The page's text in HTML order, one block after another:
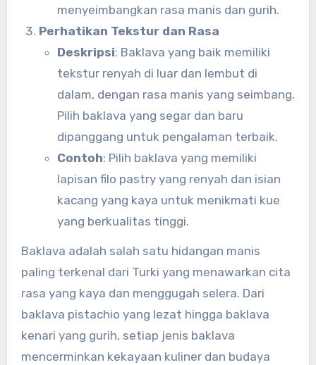
menyeimbangkan rasa manis dan gurih.
Perhatikan Tekstur dan Rasa
Deskripsi: Baklava yang baik memiliki
tekstur renyah di luar dan lembut di
dalam, dengan rasa manis yang seimbang.
Pilih baklava yang segar dan baru
dipanggang untuk pengalaman terbaik.
Contoh: Pilih baklava yang memiliki
lapisan filo pastry yang renyah dan isian
kacang yang kaya untuk menikmati kue
yang berkualitas tinggi.
Baklava adalah salah satu hidangan manis
paling terkenal dari Turki yang menawarkan cita
rasa yang kaya dan menggugah selera. Dari
baklava pistachio yang lezat hingga baklava
kenari yang gurih, setiap jenis baklava
mencerminkan kekayaan kuliner dan budaya